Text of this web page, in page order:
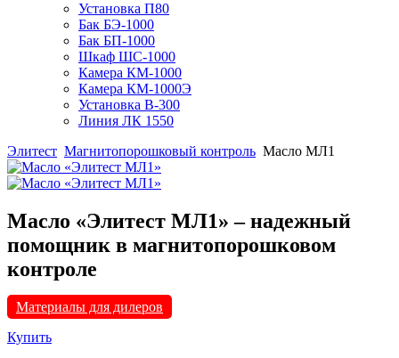
Установка П80
Бак БЭ-1000
Бак БП-1000
Шкаф ШС-1000
Камера КМ-1000
Камера КМ-1000Э
Установка В-300
Линия ЛК 1550
Элитест Магнитопорошковый контроль Масло МЛ1
Масло «Элитест МЛ1» – надежный
помощник в магнитопорошковом
контроле
Материалы для дилеров
Купить